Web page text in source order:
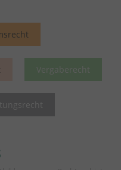
Vergaberecht